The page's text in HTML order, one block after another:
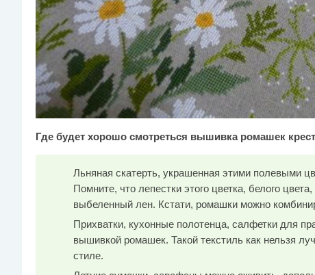
Где будет хорошо смотреться вышивка ромашек
Льняная скатерть, украшенная этими полевыми
Помните, что лепестки этого цветка, белого
выбеленный лен. Кстати, ромашки можно
Прихватки, кухонные полотенца, салфетки для
вышивкой ромашек. Такой текстиль как нельзя
стиле.